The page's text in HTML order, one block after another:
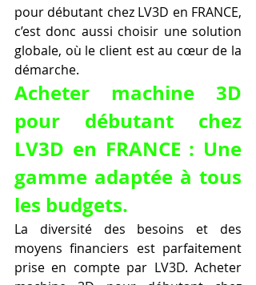
pour débutant chez LV3D en FRANCE,
c’est donc aussi choisir une solution
globale, où le client est au cœur de la
démarche.
Acheter machine 3D
pour débutant chez
LV3D en FRANCE : Une
gamme adaptée à tous
les budgets.
La diversité des besoins et des
moyens financiers est parfaitement
prise en compte par LV3D. Acheter